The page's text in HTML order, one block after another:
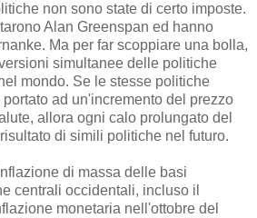
non sono state di certo imposte.
Alan Greenspan ed hanno
Ma per far scoppiare una bolla,
simultanee delle politiche
mondo. Se le stesse politiche
ad un'incremento del prezzo
allora ogni calo prolungato del
di simili politiche nel futuro.
di massa delle basi
centrali occidentali, incluso il
monetaria nell'ottobre del